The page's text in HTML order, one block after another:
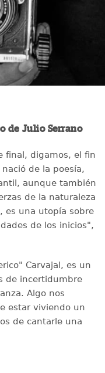
de Julio Serrano
final, digamos, el fin
de la poesía,
aunque también
de la naturaleza
es una utopía sobre
de los inicios",
Carvajal, es un
de incertidumbre
Algo nos
estar viviendo un
de cantarle una